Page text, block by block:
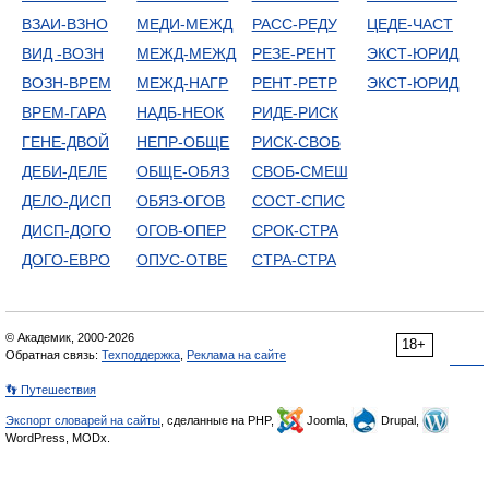
ВЗАИ-ВЗНО
ВИД -ВОЗН
ВОЗН-ВРЕМ
ВРЕМ-ГАРА
ГЕНЕ-ДВОЙ
ДЕБИ-ДЕЛЕ
ДЕЛО-ДИСП
ДИСП-ДОГО
ДОГО-ЕВРО
МЕДИ-МЕЖД
МЕЖД-МЕЖД
МЕЖД-НАГР
НАДБ-НЕОК
НЕПР-ОБЩЕ
ОБЩЕ-ОБЯЗ
ОБЯЗ-ОГОВ
ОГОВ-ОПЕР
ОПУС-ОТВЕ
РАСС-РЕДУ
РЕЗЕ-РЕНТ
РЕНТ-РЕТР
РИДЕ-РИСК
РИСК-СВОБ
СВОБ-СМЕШ
СОСТ-СПИС
СРОК-СТРА
СТРА-СТРА
ЦЕДЕ-ЧАСТ
ЭКСТ-ЮРИД
ЭКСТ-ЮРИД
18+
© Академик, 2000-2026
Обратная связь: Техподдержка Реклама на сайте
👣 Путешествия
Экспорт словарей на сайты , сделанные на PHP, Joomla,
Drupal,
WordPress, MODx.